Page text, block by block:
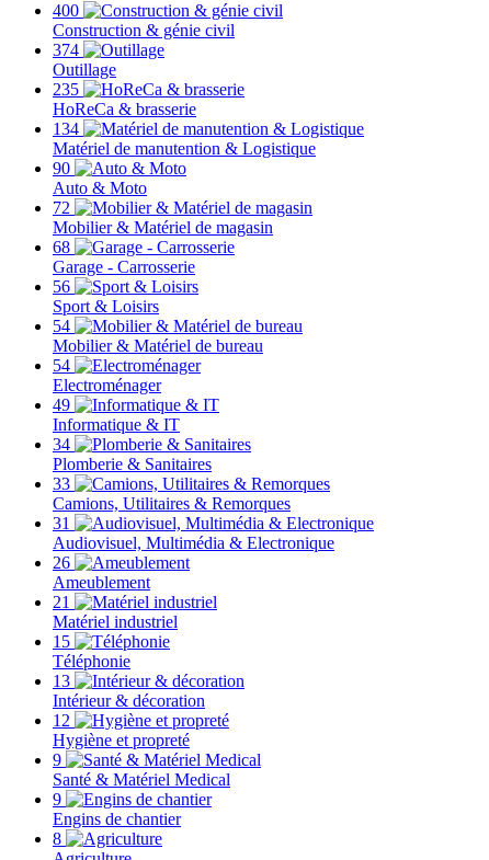
400
Construction & génie civil
374
Outillage
235
HoReCa & brasserie
134
Matériel de manutention & Logistique
90
Auto & Moto
72
Mobilier & Matériel de magasin
68
Garage - Carrosserie
56
Sport & Loisirs
54
Mobilier & Matériel de bureau
54
Electroménager
49
Informatique & IT
34
Plomberie & Sanitaires
33
Camions, Utilitaires & Remorques
31
Audiovisuel, Multimédia & Electronique
26
Ameublement
21
Matériel industriel
15
Téléphonie
13
Intérieur & décoration
12
Hygiène et propreté
9
Santé & Matériel Medical
9
Engins de chantier
8